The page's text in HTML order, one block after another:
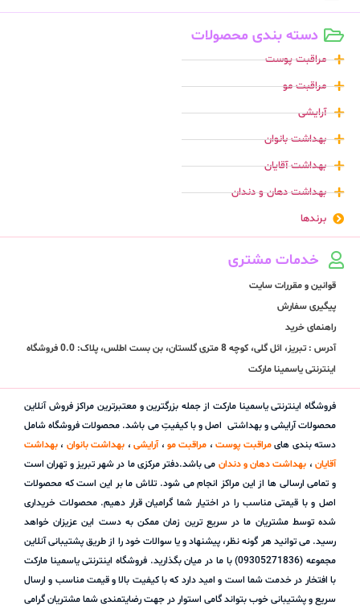
دسته بندی محصولات
مراقبت پوست
مراقبت مو
آرایشی
بهداشت بانوان
بهداشت آقایان
بهداشت دهان و دندان
برندها
خدمات مشتری
قوانین و مقررات سایت
پیگیری سفارش
راهنمای خرید
آدرس : تبریز، ائل گلی، کوچه 8 متری گلستان، بن بست اطلس، پلاک: 0.0 فروشگاه
اینترنتی یاسمینا مارکت
فروشگاه اینترنتی یاسمینا مارکت از جمله بزرگترین و معتبرترین مراکز فروش آنلاین
محصولات آرایشی و بهداشتی اصل و با کیفیتِ می باشد. محصولات فروشگاه شامل
دسته بندی هایمراقبت پوست، مراقبت مو،آرایشی، بهداشت بانوان ، بهداشت
آقایان، بهداشت دهان و دندان می باشد.دفتر مرکزی ما در شهر تبریز و تهران است
و تمامی ارسالی ها از این مراکز انجام می شود. تلاش ما بر این است که محصولات
اصل و با قیمتی مناسب را در اختیار شما گرامیان قرار دهیم. محصولات خریداری
شده توسط مشتریان ما در سریع ترین زمان ممکن به دست این عزیزان خواهد
رسید. می توانید هر گونه نظر، پیشنهاد و یا سوالات خود را از طریق پشتیبانی آنلاین
مجموعه (09305271836) با ما در میان بگذارید. فروشگاه اینترنتی یاسمینا مارکت
با افتخار در خدمت شما است و امید دارد که با کیفیت بالا و قیمت مناسب و ارسال
سریع و پشتیبانی خوب بتواند گامی استوار در جهت رضایتمندی شما مشتریان گرامی